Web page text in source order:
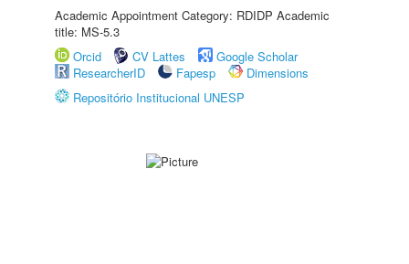
Academic Appointment Category: RDIDP Academic
title: MS-5.3
Orcid
CV Lattes
Google Scholar
ResearcherID
Fapesp
Dimensions
Repositório Institucional UNESP